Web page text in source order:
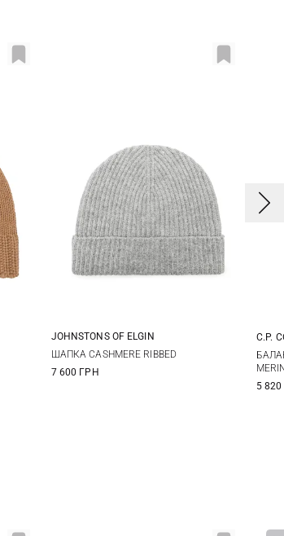
One size
JOHNSTONS OF ELGIN
ШАПКА CASHMERE RIBBED
7 600 ГРН
C.P.
5